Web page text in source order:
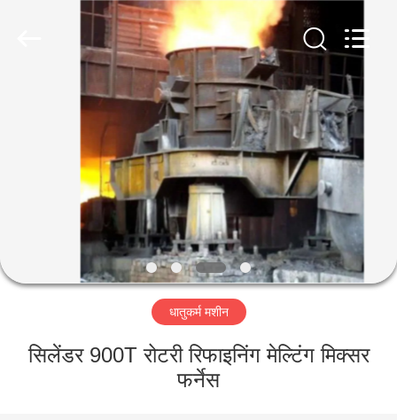
हमारे
धातुकर्म मशीन
सिलेंडर 900T रोटरी रिफाइनिंग मेल्टिंग मिक्सर
फर्नेस